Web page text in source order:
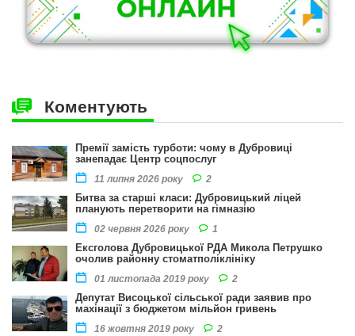
Коментують
Премії замість турботи: чому в Дубровиці
занепадає Центр соцпослуг
11 липня 2026 року 2
Битва за старші класи: Дубровицький ліцей
планують перетворити на гімназію
02 червня 2026 року 1
Ексголова Дубровицької РДА Микола Петрушко
очолив районну стоматполіклініку
01 листопада 2019 року 2
Депутат Висоцької сільської ради заявив про
махінації з бюджетом мільйон гривень
16 жовтня 2019 року 2